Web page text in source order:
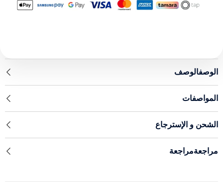
الوصفالوصف
المواصفات
الشحن و الإسترجاع
مراجعةمراجعة